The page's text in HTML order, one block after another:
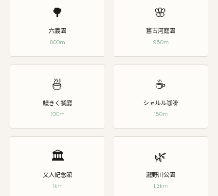
🌳
六義園
800m
🌸
舊古河庭園
950m
🍜
鰻きく餐廳
100m
☕
シャルル咖啡
150m
🏛️
文人紀念館
1km
🌿
瀧野川公園
1.3km